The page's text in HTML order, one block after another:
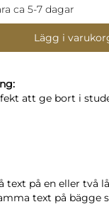
ca 5-7 dagar
Lägg i
att ge bort i
text på en eller två
text på bägge